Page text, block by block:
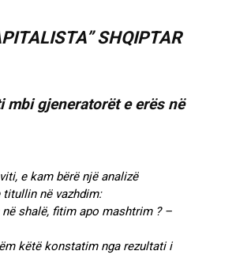
SHQIPTAR
mbi gjeneratorët e erës në
e kam bërë një analizë
në vazhdim:
në shalë, fitim apo mashtrim ? –
këtë konstatim nga rezultati i